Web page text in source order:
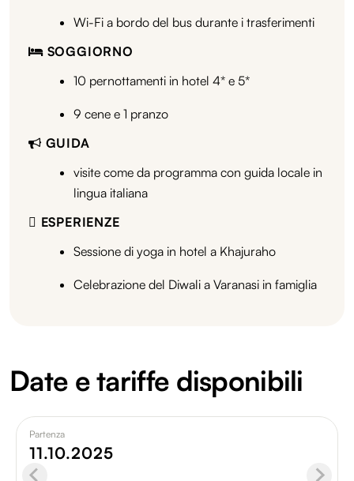
Wi-Fi a bordo del bus durante i trasferimenti
SOGGIORNO
10 pernottamenti in hotel 4* e 5*
9 cene e 1 pranzo
GUIDA
visite come da programma con guida locale in
lingua italiana
ESPERIENZE
Sessione di yoga in hotel a Khajuraho
Celebrazione del Diwali a Varanasi in famiglia
Date e tariffe disponibili
Partenza
11.10.2025